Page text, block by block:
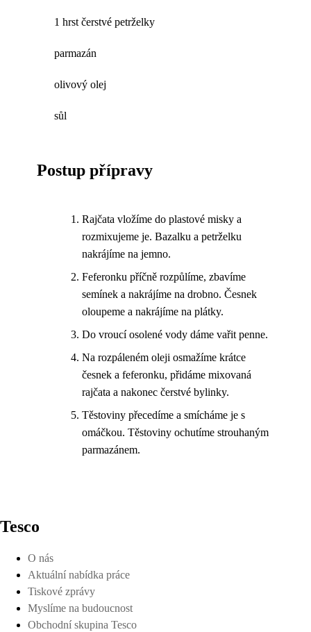
1 hrst čerstvé petrželky
parmazán
olivový olej
sůl
Postup přípravy
Rajčata vložíme do plastové misky a
rozmixujeme je. Bazalku a petrželku
nakrájíme na jemno.
Feferonku příčně rozpůlíme, zbavíme
semínek a nakrájíme na drobno. Česnek
oloupeme a nakrájíme na plátky.
Do vroucí osolené vody dáme vařit penne.
Na rozpáleném oleji osmažíme krátce
česnek a feferonku, přidáme mixovaná
rajčata a nakonec čerstvé bylinky.
Těstoviny přecedíme a smícháme je s
omáčkou. Těstoviny ochutíme strouhaným
parmazánem.
Tesco
O nás
Aktuální nabídka práce
Tiskové zprávy
Myslíme na budoucnost
Obchodní skupina Tesco